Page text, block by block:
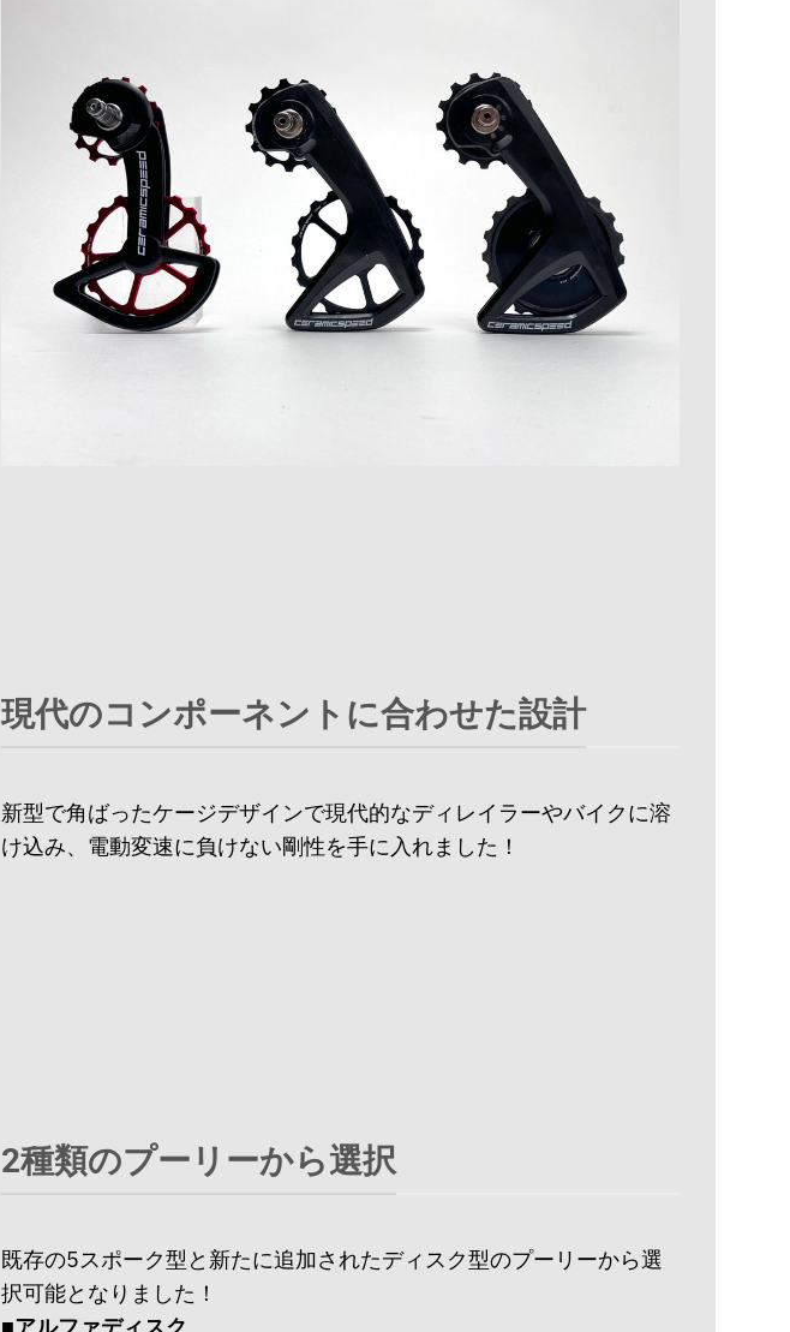
現代のコンポーネントに合わせた設計
新型で角ばったケージデザインで現代的なディレイラーやバイクに溶
け込み、電動変速に負けない剛性を手に入れました！
2種類のプーリーから選択
既存の5スポーク型と新たに追加されたディスク型のプーリーから選
択可能となりました！